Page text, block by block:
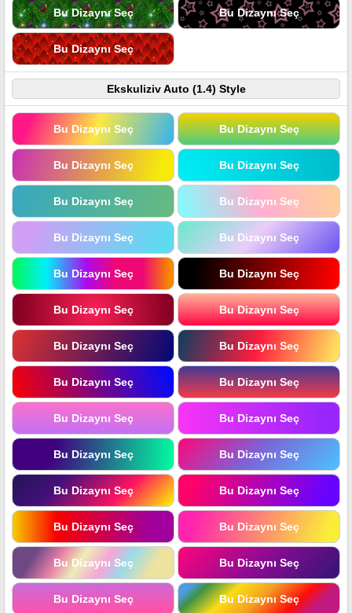
Bu Dizaynı Seç Bu Dizaynı Seç
Bu Dizaynı Seç
Ekskuliziv Auto (1.4) Style
Bu Dizaynı Seç Bu Dizaynı Seç
Bu Dizaynı Seç Bu Dizaynı Seç
Bu Dizaynı Seç Bu Dizaynı Seç
Bu Dizaynı Seç Bu Dizaynı Seç
Bu Dizaynı Seç Bu Dizaynı Seç
Bu Dizaynı Seç Bu Dizaynı Seç
Bu Dizaynı Seç Bu Dizaynı Seç
Bu Dizaynı Seç Bu Dizaynı Seç
Bu Dizaynı Seç Bu Dizaynı Seç
Bu Dizaynı Seç Bu Dizaynı Seç
Bu Dizaynı Seç Bu Dizaynı Seç
Bu Dizaynı Seç Bu Dizaynı Seç
Bu Dizaynı Seç Bu Dizaynı Seç
Bu Dizaynı Seç Bu Dizaynı Seç